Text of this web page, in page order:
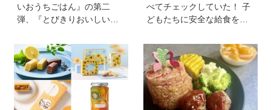
いおうちごはん』の第二
弾、『とびきりおいしいお
よう【フローズンフルー
ツ】は簡単なのに華やか♡
べてチェックしていた！ 子
どもたちに安全な給食を届
た「検食」の現場を取材